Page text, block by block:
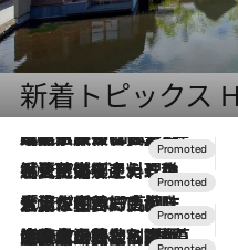
新着トピックス
2026.7.31
【ホテル帰省】という選択肢をOMOが提案。家族とほどよい距離を保つには「昼は実家、夜は気兼ねなくホテルで！」
2026.7.24
【夏限定ディナーコース】旬を迎える稚鮎や花ズッキーニなどをイタリア・トスカーナの郷土料理の手法で満喫！
2026.7.17
「土佐和ハーブかき氷」がOMO7高知に登場！生姜、山椒、大葉など目にも舌にも涼を呼ぶ郷土の味
2026.7.10
NEW OPEN！【界 草津】名湯の地に誕生。趣の異なる2種の温泉と上州ならではの会席・蕎麦割烹など美食を味わう究極の癒やし旅